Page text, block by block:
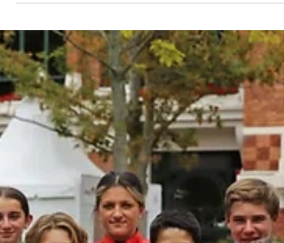
Championnats de France, récompensera
podiums de chaque catégorie, tandis que
France Sire, partenaire historique, réalisera
les photos ainsi qu'un reportage vidéo de
l'événement. Les 6 et 8 août, les meilleurs
cavaliers poneys de France se retrouveront
sur l'hippodrome de Deauville à l'occasion
des Championnats